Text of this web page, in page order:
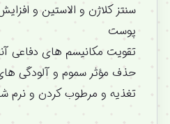
سنتز کلاژن و الاستین و
پوست
تقویت مکانیسم های دفاعی
حذف مؤثر سموم و آلودگی
تغذیه و مرطوب کردن و نرم